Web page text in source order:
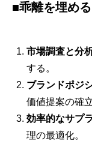
■乖離を埋め
市場調査と分
する。
ブランドポジ
価値提案の確立
効率的なサプ
理の最適化。